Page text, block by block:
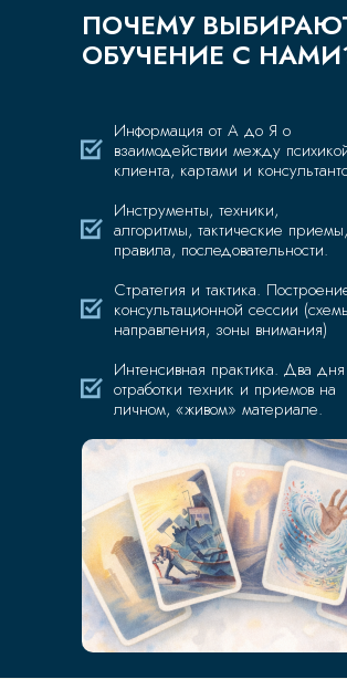
Информация от А до Я о
взаимодействии между
клиента, картами и
Инструменты, техники,
алгоритмы, тактические приемы,
правила, последовательности.
Стратегия и тактика.
консультационной сессии
направления, зоны внимания)
Интенсивная практика. Два дня
отработки техник и приемов на
личном, «живом» материале.
ПОЧЕМУ
ОБУЧЕНИЕ С